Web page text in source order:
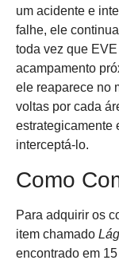
um acidente e
falhe, ele
toda vez que
acampamento
ele reaparece no
voltas por cada
estrategicamente
interceptá-lo.
Como
Para adquirir os
item chamado
encontrado em